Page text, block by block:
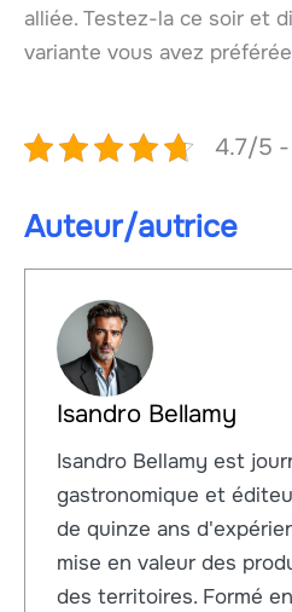
alliée. Testez-la ce soir et
variante vous avez
4.7/5
Auteur/autrice
Isandro Bellamy
Isandro Bellamy est
gastronomique et
de quinze ans
mise en valeur des
des territoires. Formé